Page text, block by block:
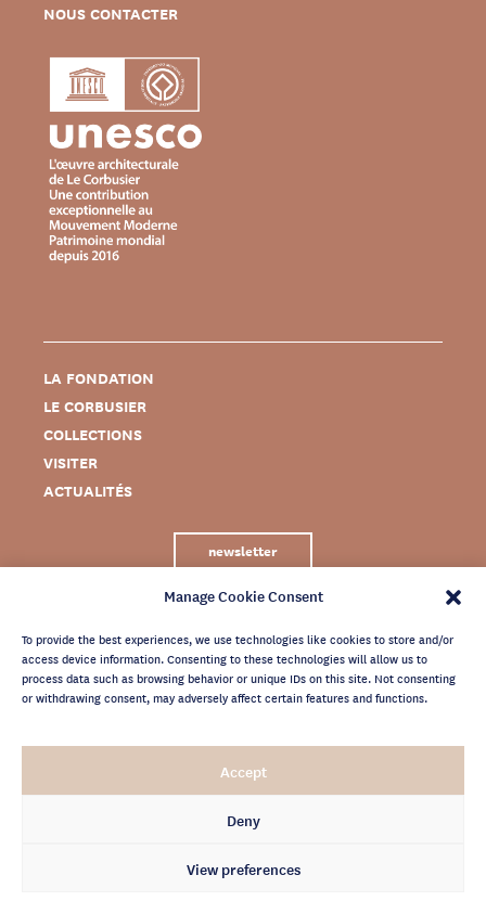
Manage Cookie Consent
To provide the best experiences, we use technologies like cookies to store and/or
access device information. Consenting to these technologies will allow us to
process data such as browsing behavior or unique IDs on this site. Not consenting
or withdrawing consent, may adversely affect certain features and functions.
Accept
Deny
View preferences
NOUS CONTACTER
LA FONDATION
LE CORBUSIER
COLLECTIONS
VISITER
ACTUALITÉS
newsletter
MENTIONS LÉGALES
CRÉDITS
POLITIQUE DE CONFIDENTIALITÉ
ARCHIVES NEWSLETTER